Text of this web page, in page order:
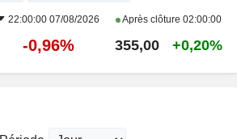
22:00:00 07/08/2026 Après clôture 02:00:00
-0,96% 355,00 +0,20%